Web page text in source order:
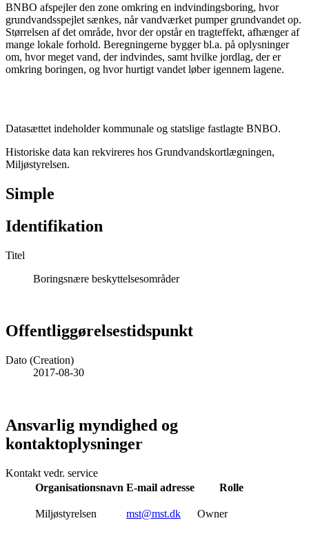
BNBO afspejler den zone omkring en indvindingsboring, hvor
grundvandsspejlet sænkes, når vandværket pumper grundvandet op.
Størrelsen af det område, hvor der opstår en tragteffekt, afhænger af
mange lokale forhold. Beregningerne bygger bl.a. på oplysninger
om, hvor meget vand, der indvindes, samt hvilke jordlag, der er
omkring boringen, og hvor hurtigt vandet løber igennem lagene.
Datasættet indeholder kommunale og statslige fastlagte BNBO.
Historiske data kan rekvireres hos Grundvandskortlægningen,
Miljøstyrelsen.
Simple
Identifikation
Titel
Boringsnære beskyttelsesområder
Offentliggørelsestidspunkt
Dato (Creation)
2017-08-30
Ansvarlig myndighed og
kontaktoplysninger
Kontakt vedr. service
Organisationsnavn E-mail adresse Rolle
Miljøstyrelsen mst@mst.dk Owner